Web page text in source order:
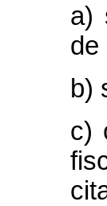
a)
de
b)
c)